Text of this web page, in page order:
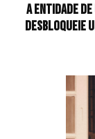
A entidade
desbloqueie